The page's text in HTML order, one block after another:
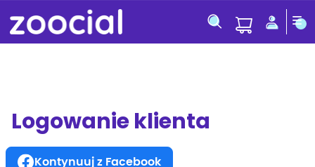
do
treści
Logowanie klienta
Kontynuuj z Facebook